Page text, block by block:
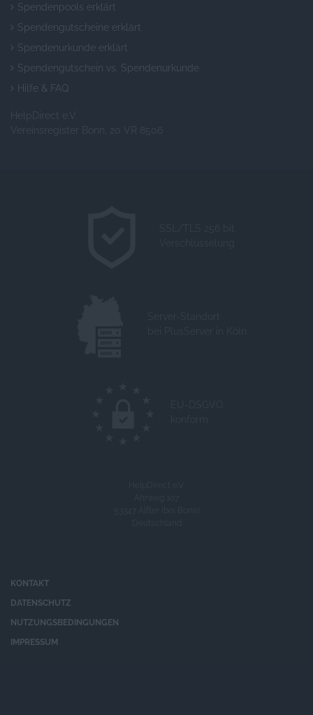
Spendenpools erklärt
Spendengutscheine erklärt
Spendenurkunde erklärt
Spendengutschein vs. Spendenurkunde
Hilfe & FAQ
HelpDirect e.V.
Vereinsregister Bonn, 20 VR 8506
KONTAKT
DATENSCHUTZ
NUTZUNGSBEDINGUNGEN
IMPRESSUM